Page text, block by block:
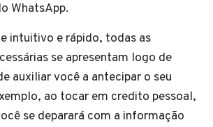
WhatsApp.
intuitivo e rápido, todas as
se apresentam logo de
auxiliar você a antecipar o seu
ao tocar em credito pessoal,
se deparará com a informação